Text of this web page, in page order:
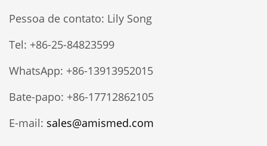
Pessoa de contato: Lily Song
Tel: +86-25-84823599
WhatsApp: +86-13913952015
Bate-papo: +86-17712862105
E-mail: sales@amismed.com